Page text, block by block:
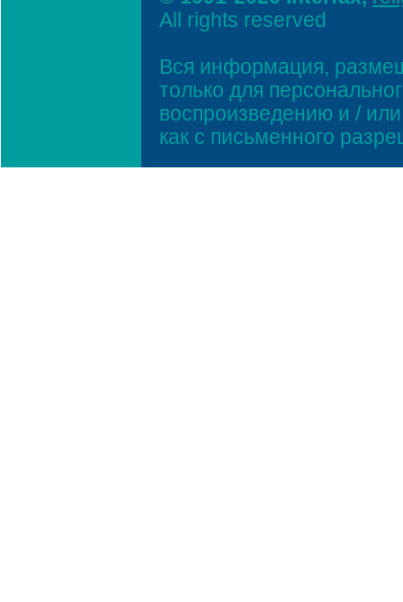
All rights reserved
Вся информация,
только для
воспроизведению и /
как с письменного